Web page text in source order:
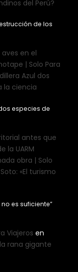
del Perú?
de los
en el
| Solo Para
Azul dos
la ciencia
especies de
antes que
la UARM
obra | Solo
«El turismo
no es suficiente”
Viajeros en
rana gigante